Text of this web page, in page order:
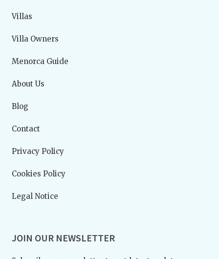
Villas
Villa Owners
Menorca Guide
About Us
Blog
Contact
Privacy Policy
Cookies Policy
Legal Notice
JOIN OUR NEWSLETTER